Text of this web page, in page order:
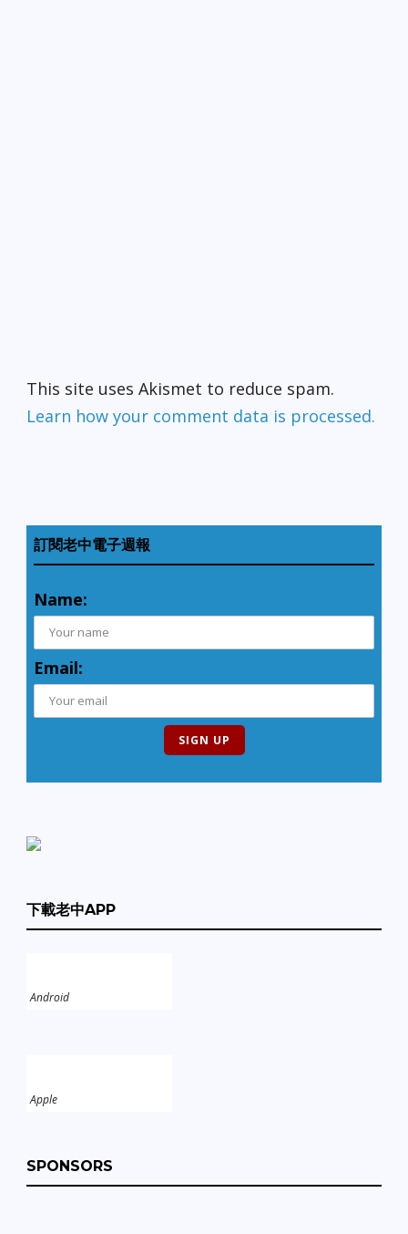
This site uses Akismet to reduce spam.
Learn how your comment data is processed.
訂閱老中電子週報
Name:
Email:
下載老中APP
Android
Apple
SPONSORS